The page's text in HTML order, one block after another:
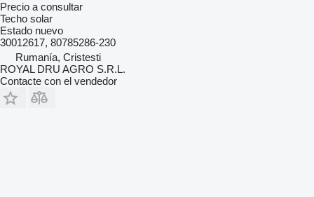
Precio a consultar
Techo solar
Estado nuevo
30012617, 80785286-230
Rumanía, Cristesti
ROYAL DRU AGRO S.R.L.
Contacte con el vendedor